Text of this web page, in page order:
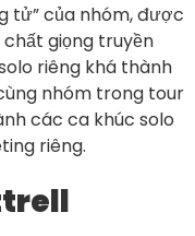
tử” của nhóm, được
giọng truyền
riêng khá thành
nhóm trong tour
các ca khúc solo
riêng.